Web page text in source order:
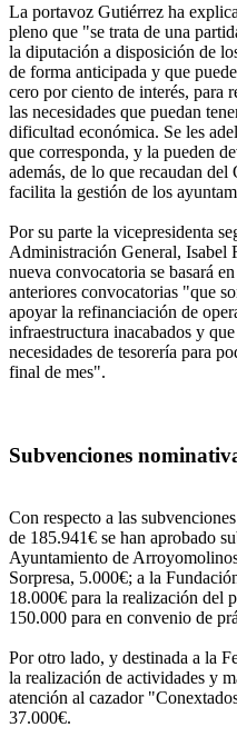
La portavoz Gutiérrez ha
pleno que "se trata de una
la diputación a disposición de
de forma anticipada y que
cero por ciento de interés, para
las necesidades que puedan
dificultad económica. Se les
que corresponda, y la pueden
además, de lo que recaudan
facilita la gestión de los
Por su parte la vicepresidenta
Administración General, Isabel
nueva convocatoria se basará
anteriores convocatorias "que
apoyar la refinanciación de
infraestructura inacabados y
necesidades de tesorería para
final de mes".
Subvenciones
Con respecto a las
de 185.941€ se han aprobado
Ayuntamiento de
Sorpresa, 5.000€; a la
18.000€ para la realización del
150.000 para en convenio de
Por otro lado, y destinada a la
la realización de actividades y
atención al cazador
37.000€.